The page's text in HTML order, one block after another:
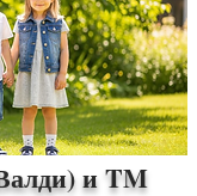
и TM